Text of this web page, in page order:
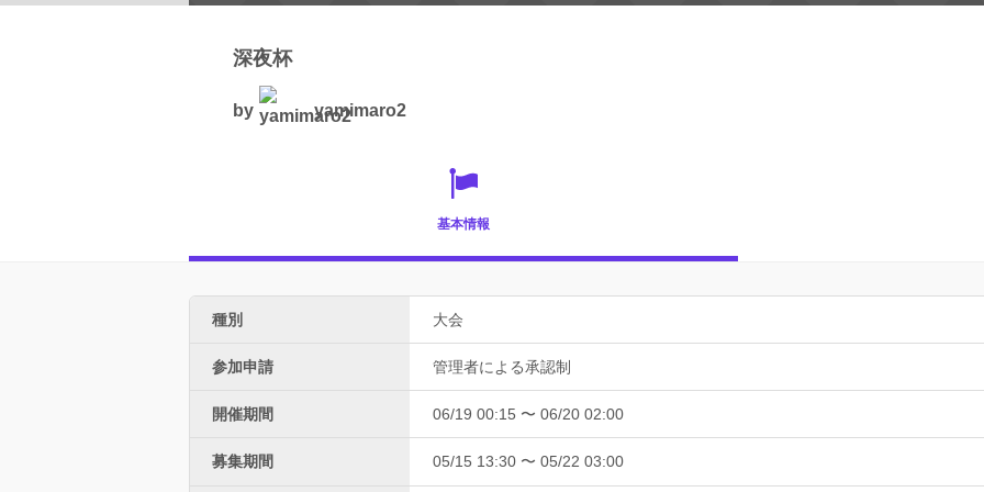
深夜杯
by yamimaro2
基本情報
種別 大会
参加申請 管理者による承認制
開催期間 06/19 00:15 〜 06/20 02:00
募集期間 05/15 13:30 〜 05/22 03:00